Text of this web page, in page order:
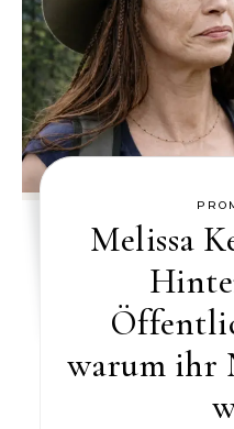
Melissa
warum ihr